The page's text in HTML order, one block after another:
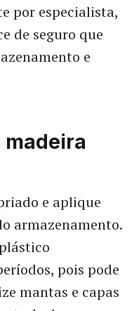
por especialista,
de seguro que
e
madeira
e aplique
armazenamento.
pois pode
mantas e capas